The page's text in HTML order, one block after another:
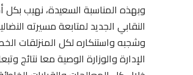
وبهذه المناسبة السعيدة، نهيب بكل
النقابي الجديد لمتابعة مسيرته
الإدارة والوزارة الوصية معا